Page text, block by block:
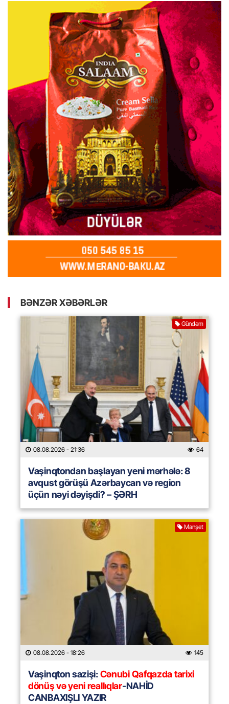
BƏNZƏR XƏBƏRLƏR
Gündəm
08.08.2026 - 21:36 64
Vaşinqtondan başlayan yeni mərhələ: 8
avqust görüşü Azərbaycan və region
üçün nəyi dəyişdi? – ŞƏRH
Manşet
08.08.2026 - 18:26 145
Vaşinqton sazişi:Cənubi Qafqazda tarixi
dönüş və yeni reallıqlar-NAHİD
CANBAXIŞLI YAZIR